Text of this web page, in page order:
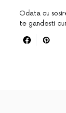
Odata cu
te gandesti